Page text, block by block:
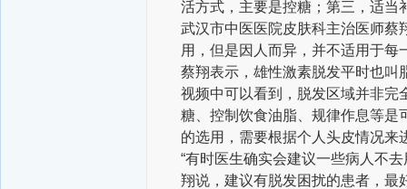
活方式，主要是控糖；第三，适当
武汉市中医医院皮肤科主治医师蔡
用，但是因人而异，并不适用于每
蔡翔表示，雄性激素脱发平时也叫
视频中可以看到，脱发区域并非完
糖、控制饮食油脂、规律作息等是
的选用，需要根据个人头皮情况
“有时医生确实会建议一些病人不
翔说，建议有脱发困扰的患者，最